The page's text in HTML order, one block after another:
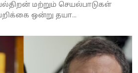
மற்றும் செயல்பாடுகள்
ஒன்று தயா...